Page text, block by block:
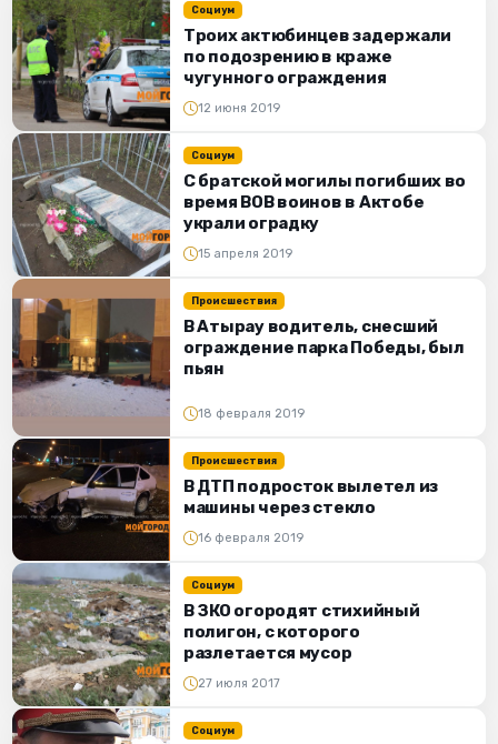
Социум
Троих актюбинцев задержали
по подозрению в краже
чугунного ограждения
12 июня 2019
Социум
С братской могилы погибших во
время ВОВ воинов в Актобе
украли оградку
15 апреля 2019
Происшествия
В Атырау водитель, снесший
ограждение парка Победы, был
пьян
18 февраля 2019
Происшествия
В ДТП подросток вылетел из
машины через стекло
16 февраля 2019
Социум
В ЗКО огородят стихийный
полигон, с которого
разлетается мусор
27 июля 2017
Социум